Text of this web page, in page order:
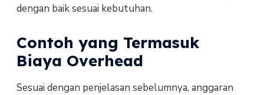
dengan baik sesuai kebutuhan.
Contoh yang Termasuk
Biaya Overhead
Sesuai dengan penjelasan sebelumnya, anggaran